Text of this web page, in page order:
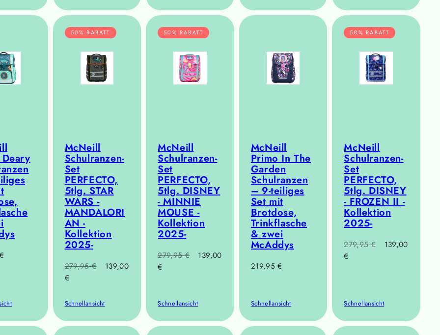
50% RABATT
McNeill
Schulranzen-
Set
PERFECTO,
5tlg. STAR
WARS -
MANDALORI
AN -
Kollektion
2025-
Regulärer
Preis
279,95 € Verkaufspreis
139,00
€
Schnellansicht
50% RABATT
McNeill
Schulranzen-
Set
PERFECTO,
5tlg. DISNEY
- MINNIE
MOUSE -
Kollektion
2025-
Regulärer
Preis
279,95 € Verkaufspreis
139,00
€
Schnellansicht
McNeill
Primo In The
Garden
Schulranzen
– 9-teiliges
Set mit
Brotdose,
Trinkflasche
& zwei
McAddys
Regulärer
219,95 €
Schnellansicht
50% RABATT
McNeill
Schulranzen-
Set
PERFECTO,
5tlg. DISNEY
- FROZEN II -
Kollektion
2025-
Regulärer
Preis
279,95 € Verkaufspreis
139,00
€
Schnellansicht